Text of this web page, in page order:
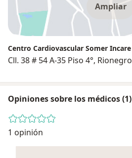
Ampliar
Centro Cardiovascular Somer Incare
Cll. 38 # 54 A-35 Piso 4°, Rionegro
Opiniones sobre los médicos (1)
1 opinión